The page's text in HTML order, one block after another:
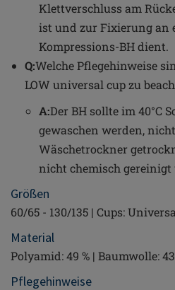
Klettverschluss am
ist und zur Fixierung an
Kompressions-BH dient.
Q:Welche Pflegehinweise
LOW universal cup zu
A:Der BH sollte im 40°C
gewaschen werden,
Wäschetrockner
nicht chemisch gereinigt
Größen
60/65 - 130/135 | Cups:
Material
Polyamid: 49 % | Baumwolle:
Pflegehinweise